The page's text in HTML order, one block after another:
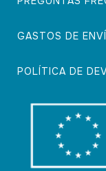
GASTOS DE
POLÍTICA DE